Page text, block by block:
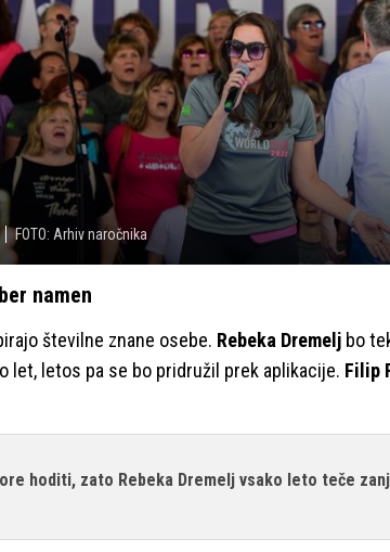
FOTO: Arhiv naročnika
namen
številne znane osebe. Rebeka Dremelj bo
let, letos pa se bo pridružil prek aplikacije. Filip
hoditi, zato Rebeka Dremelj vsako leto teče